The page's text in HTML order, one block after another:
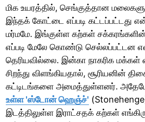
மிக உயரத்தில், செங்குத்தான
இந்தக் கோட்டை எப்படி கட்டப்பட்டது
மர்மமே. இங்குள்ள கற்கள் சக்கரங்களின்
எப்படி மேலே கொண்டு செல்லப்பட்டன
தெரியவில்லை. இன்கா நாகரிக மக்கள்
சிறந்து விளங்கியதால், சூரியனின்
கட்டிடங்களை அமைத்துள்ளனர்.
உள்ள 'ஸ்டோன் ஹெஞ்ச்'
இடத்திலுள்ள இராட்சதக் கற்கள்